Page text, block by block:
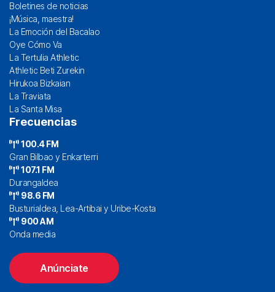
Boletines de noticias
¡Música, maestra!
La Emoción del Bacalao
Oye Cómo Va
La Tertulia Athletic
Athletic Beti Zurekin
Hirukoa Bizkaian
La Traviata
La Santa Misa
Frecuencias
100.4 FM
Gran Bilbao y Enkarterri
107.1 FM
Durangaldea
98.6 FM
Busturialdea, Lea-Artibai y Uribe-Kosta
900 AM
Onda media
Anúnciate